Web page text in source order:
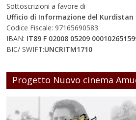
Sottoscrizioni a favore di
Ufficio di Informazione del Kurdistan
Codice Fiscale: 97165690583
IBAN: IT89 F 02008 05209
BIC/ SWIFT:UNCRITM1710
Progetto Nuovo cinema